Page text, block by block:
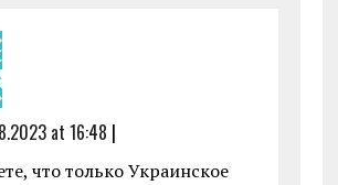
at 16:48 |
что только Украинское